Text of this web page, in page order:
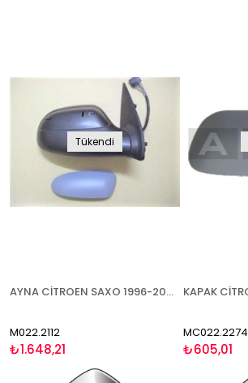
Tükendi
AYNA CİTROEN SAXO 1996-2003 ELEKTRİKLİ ISITMALI ASTARLI SOL
M022.2112
₺1.648,21
MC022.2274
₺605,01